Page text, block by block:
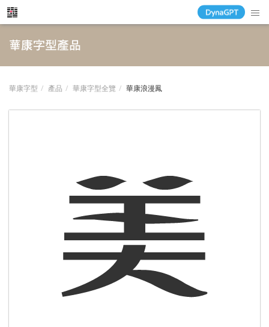
華康字型產品
華康字型 產品 華康字型全覽 華康浪漫鳳
美